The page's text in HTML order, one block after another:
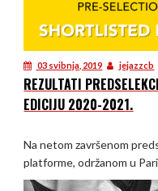
03 svibnja, 2019 jejazzcb
REZULTATI
EDICIJU 2020-2021.
Na netom završenom
platforme, održanom u